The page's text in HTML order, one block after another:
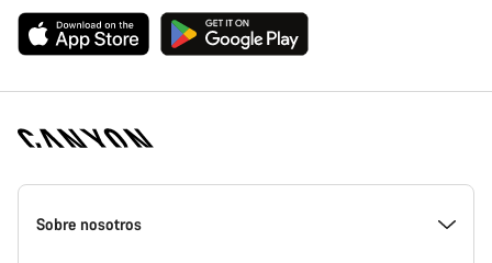
Canyon
Homepage
Sobre nosotros